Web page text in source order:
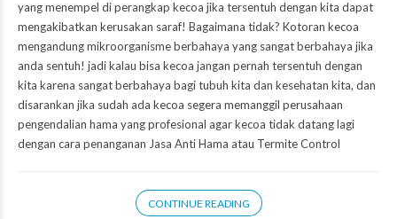
yang menempel di perangkap kecoa jika tersentuh dengan kita dapat
mengakibatkan kerusakan saraf! Bagaimana tidak? Kotoran kecoa
mengandung mikroorganisme berbahaya yang sangat berbahaya jika
anda sentuh! jadi kalau bisa kecoa jangan pernah tersentuh dengan
kita karena sangat berbahaya bagi tubuh kita dan kesehatan kita, dan
disarankan jika sudah ada kecoa segera memanggil perusahaan
pengendalian hama yang profesional agar kecoa tidak datang lagi
dengan cara penanganan Jasa Anti Hama atau Termite Control
CONTINUE READING